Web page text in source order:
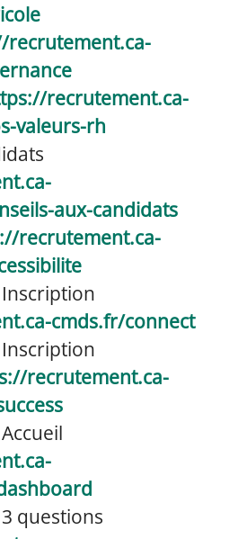
recrutement.ca-
recrutement.ca-
valeurs-rh
aux-candidats
recrutement.ca-
cmds.fr/connect
recrutement.ca-
questions